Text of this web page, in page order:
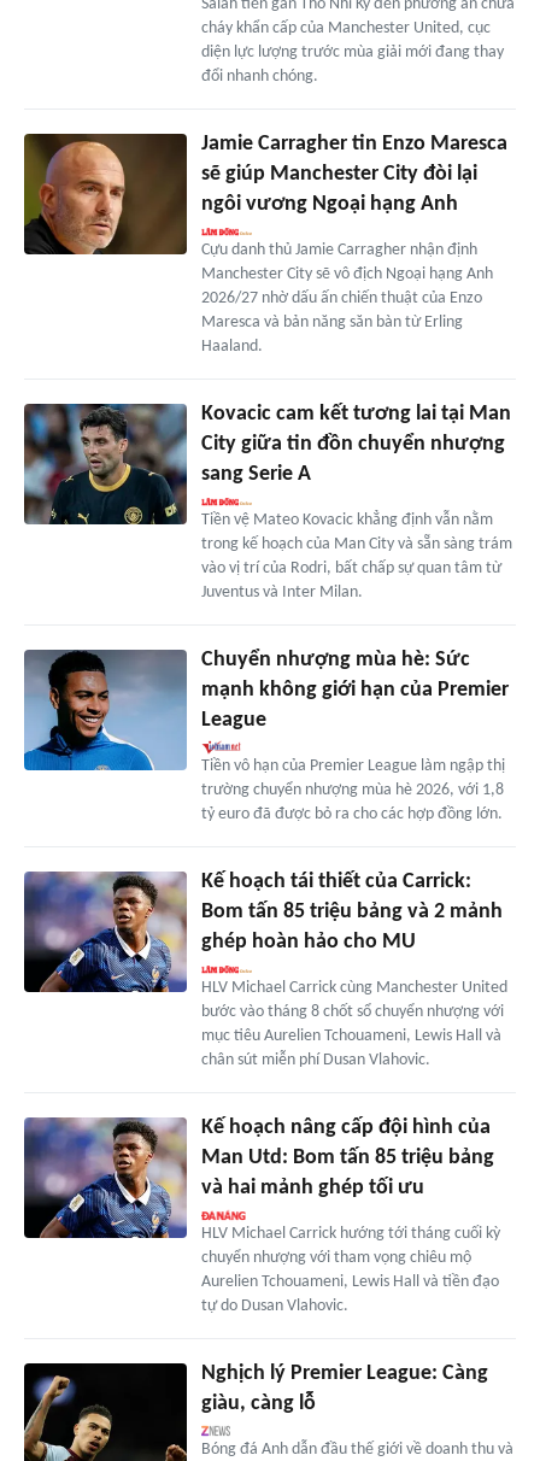
Salah tiến gần Thổ Nhĩ Kỳ đến phương án chữa
cháy khẩn cấp của Manchester United, cục
diện lực lượng trước mùa giải mới đang thay
đổi nhanh chóng.
Jamie Carragher tin Enzo Maresca
sẽ giúp Manchester City đòi lại
ngôi vương Ngoại hạng Anh
Cựu danh thủ Jamie Carragher nhận định
Manchester City sẽ vô địch Ngoại hạng Anh
2026/27 nhờ dấu ấn chiến thuật của Enzo
Maresca và bản năng săn bàn từ Erling
Haaland.
Kovacic cam kết tương lai tại Man
City giữa tin đồn chuyển nhượng
sang Serie A
Tiền vệ Mateo Kovacic khẳng định vẫn nằm
trong kế hoạch của Man City và sẵn sàng trám
vào vị trí của Rodri, bất chấp sự quan tâm từ
Juventus và Inter Milan.
Chuyển nhượng mùa hè: Sức
mạnh không giới hạn của Premier
League
Tiền vô hạn của Premier League làm ngập thị
trường chuyển nhượng mùa hè 2026, với 1,8
tỷ euro đã được bỏ ra cho các hợp đồng lớn.
Kế hoạch tái thiết của Carrick:
Bom tấn 85 triệu bảng và 2 mảnh
ghép hoàn hảo cho MU
HLV Michael Carrick cùng Manchester United
bước vào tháng 8 chốt sổ chuyển nhượng với
mục tiêu Aurelien Tchouameni, Lewis Hall và
chân sút miễn phí Dusan Vlahovic.
Kế hoạch nâng cấp đội hình của
Man Utd: Bom tấn 85 triệu bảng
và hai mảnh ghép tối ưu
HLV Michael Carrick hướng tới tháng cuối kỳ
chuyển nhượng với tham vọng chiêu mộ
Aurelien Tchouameni, Lewis Hall và tiền đạo
tự do Dusan Vlahovic.
Nghịch lý Premier League: Càng
giàu, càng lỗ
Bóng đá Anh dẫn đầu thế giới về doanh thu và